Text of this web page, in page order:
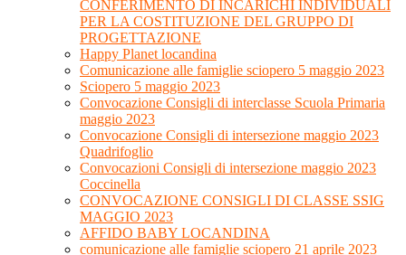
CONFERIMENTO DI INCARICHI INDIVIDUALI
PER LA COSTITUZIONE DEL GRUPPO DI
PROGETTAZIONE
Happy Planet locandina
Comunicazione alle famiglie sciopero 5 maggio 2023
Sciopero 5 maggio 2023
Convocazione Consigli di interclasse Scuola Primaria
maggio 2023
Convocazione Consigli di intersezione maggio 2023
Quadrifoglio
Convocazioni Consigli di intersezione maggio 2023
Coccinella
CONVOCAZIONE CONSIGLI DI CLASSE SSIG
MAGGIO 2023
AFFIDO BABY LOCANDINA
comunicazione alle famiglie sciopero 21 aprile 2023